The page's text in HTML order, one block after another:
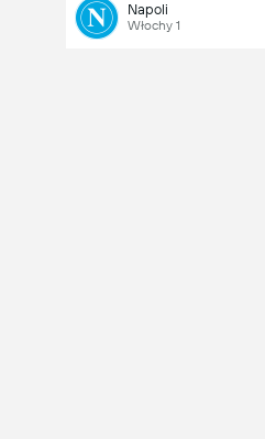
Napoli
Włochy 1